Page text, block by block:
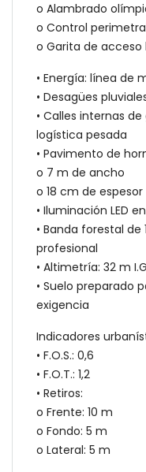
o Alambrado
o Control
o Garita de acceso
• Energía: línea de
• Desagües
• Calles internas
logística pesada
• Pavimento de
o 7 m de ancho
o 18 cm de espesor
• Iluminación LED
• Banda forestal
profesional
• Altimetría: 32 m
• Suelo preparado
exigencia
Indicadores
• F.O.S.: 0,6
• F.O.T.: 1,2
• Retiros:
o Frente: 10 m
o Fondo: 5 m
o Lateral: 5 m